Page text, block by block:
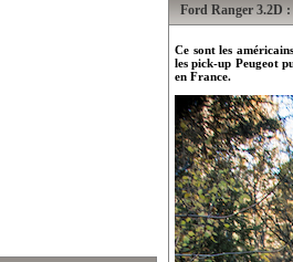
Ford Ranger 3.2D :
Ce sont les
les pick-up Peugeot
en France.